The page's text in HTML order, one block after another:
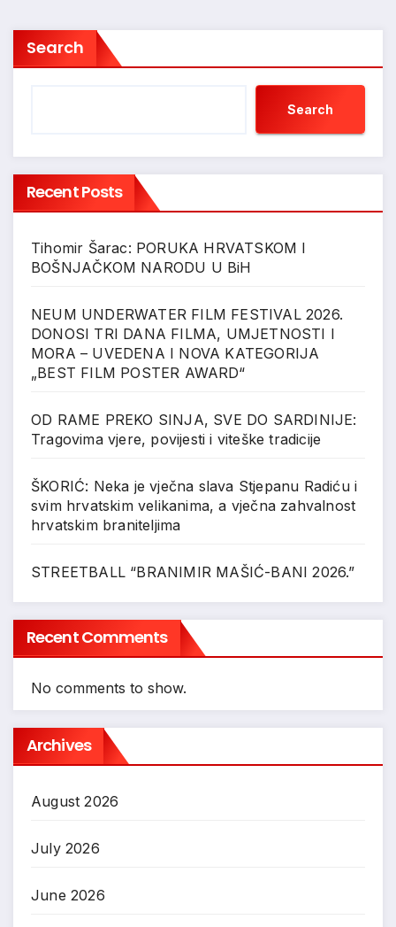
Search
Search
Recent Posts
Tihomir Šarac: PORUKA HRVATSKOM I
BOŠNJAČKOM NARODU U BiH
NEUM UNDERWATER FILM FESTIVAL 2026.
DONOSI TRI DANA FILMA, UMJETNOSTI I
MORA – UVEDENA I NOVA KATEGORIJA
„BEST FILM POSTER AWARD“
OD RAME PREKO SINJA, SVE DO SARDINIJE:
Tragovima vjere, povijesti i viteške tradicije
ŠKORIĆ: Neka je vječna slava Stjepanu Radiću i
svim hrvatskim velikanima, a vječna zahvalnost
hrvatskim braniteljima
STREETBALL “BRANIMIR MAŠIĆ-BANI 2026.”
Recent Comments
No comments to show.
Archives
August 2026
July 2026
June 2026